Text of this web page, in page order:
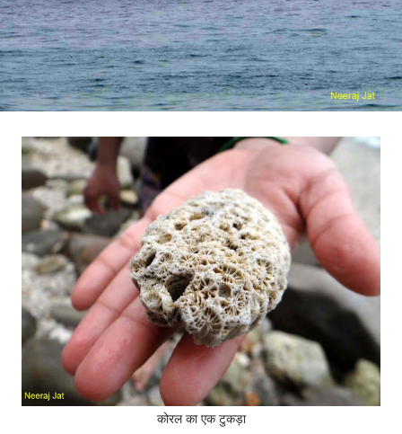
कोरल का एक टुकड़ा